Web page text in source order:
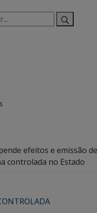
efeitos e emissão
controlada no Estado